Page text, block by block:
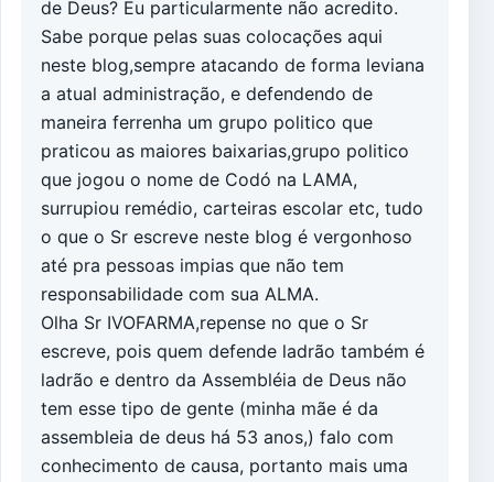
de Deus? Eu particularmente não acredito.
Sabe porque pelas suas colocações aqui
neste blog,sempre atacando de forma leviana
a atual administração, e defendendo de
maneira ferrenha um grupo politico que
praticou as maiores baixarias,grupo politico
que jogou o nome de Codó na LAMA,
surrupiou remédio, carteiras escolar etc, tudo
o que o Sr escreve neste blog é vergonhoso
até pra pessoas impias que não tem
responsabilidade com sua ALMA.
Olha Sr IVOFARMA,repense no que o Sr
escreve, pois quem defende ladrão também é
ladrão e dentro da Assembléia de Deus não
tem esse tipo de gente (minha mãe é da
assembleia de deus há 53 anos,) falo com
conhecimento de causa, portanto mais uma